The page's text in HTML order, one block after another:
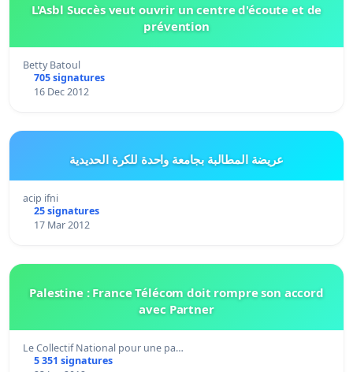
L'Asbl Succès veut ouvrir un centre d'écoute et de
prévention
Betty Batoul
705 signatures
16 Dec 2012
عريضة المطالبة بجامعة واحدة للكرة الحديدية
acip ifni
25 signatures
17 Mar 2012
Palestine : France Télécom doit rompre son accord
avec Partner
Le Collectif National pour une pa…
5 351 signatures